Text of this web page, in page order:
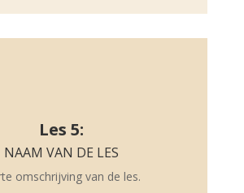
Les 5:
NAAM VAN DE LES
omschrijving van de les.